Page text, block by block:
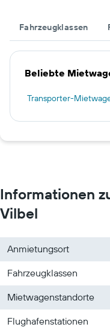
Fahrzeugklassen
Beliebte
Transporter-
Informationen
Vilbel
Anmietungsort
Fahrzeugklassen
Mietwagenstandorte
Flughafenstationen